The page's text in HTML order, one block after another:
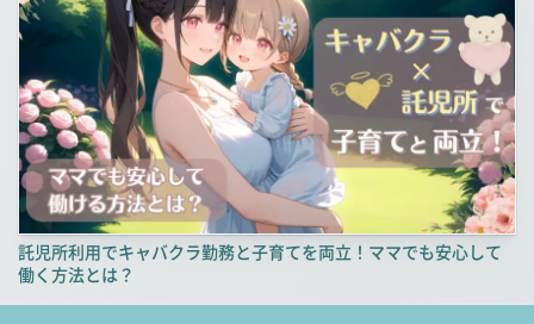
託児所利用でキャバクラ勤務と子育てを両立！ママでも安心して
働く方法とは？